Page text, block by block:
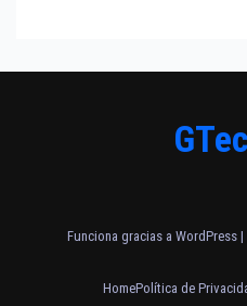
Funciona gracias a WordPress |
HomePolítica de